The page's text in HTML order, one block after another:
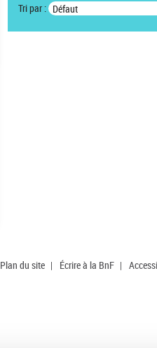
Tri par : Défaut
Plan du site | Écrire à la BnF |